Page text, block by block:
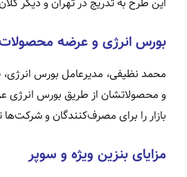
بورس انرژی و عرضه
محمد نظیفی، مدیرعامل بورس انرژی،
و محصولاتشان از طریق بورس انرژی
بازار را برای مصرف‌کنندگان و
مزایای بنزین ویژه و سوپر